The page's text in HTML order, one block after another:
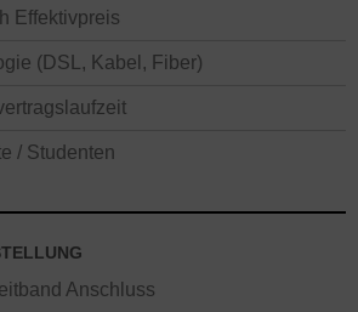
Effektivpreis
(DSL, Kabel, Fiber)
/ Studenten
Anschluss